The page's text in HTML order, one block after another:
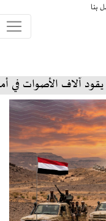
بنا
في أمسية